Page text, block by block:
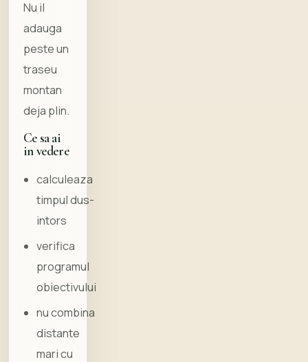
Nu il
adauga
peste un
traseu
montan
deja plin.
Ce sa ai
in vedere
calculeaza
timpul dus-
intors
verifica
programul
obiectivului
nu combina
distante
mari cu